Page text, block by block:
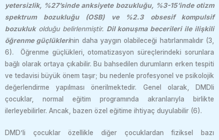
yetersizlik, %27’sinde anksiyete bozukluğu, %3-15’inde otizm
spektrum bozukluğu (OSB) ve %2.3 obsesif kompulsif
bozuklukolduğu belirlenmiştir. Dil konuşma becerileri ile ilişkili
öğrenme güçlüklerinin daha yaygın olabileceği hatırlanmalıdır (3,
6). Öğrenme güçlükleri, otomatizasyon süreçlerindeki sorunlara
bağlı olarak ortaya çıkabilir. Bu bahsedilen durumların erken tespiti
ve tedavisi büyük önem taşır; bu nedenle profesyonel ve psikolojik
değerlendirme yapılması önerilmektedir. Genel olarak, DMDli
çocuklar, normal eğitim programında akranlarıyla birlikte
ilerleyebilirler. Ancak, bazen özel eğitime ihtiyaç duyulabilir (6).
DMD’li çocuklar özellikle diğer çocuklardan fiziksel bazı